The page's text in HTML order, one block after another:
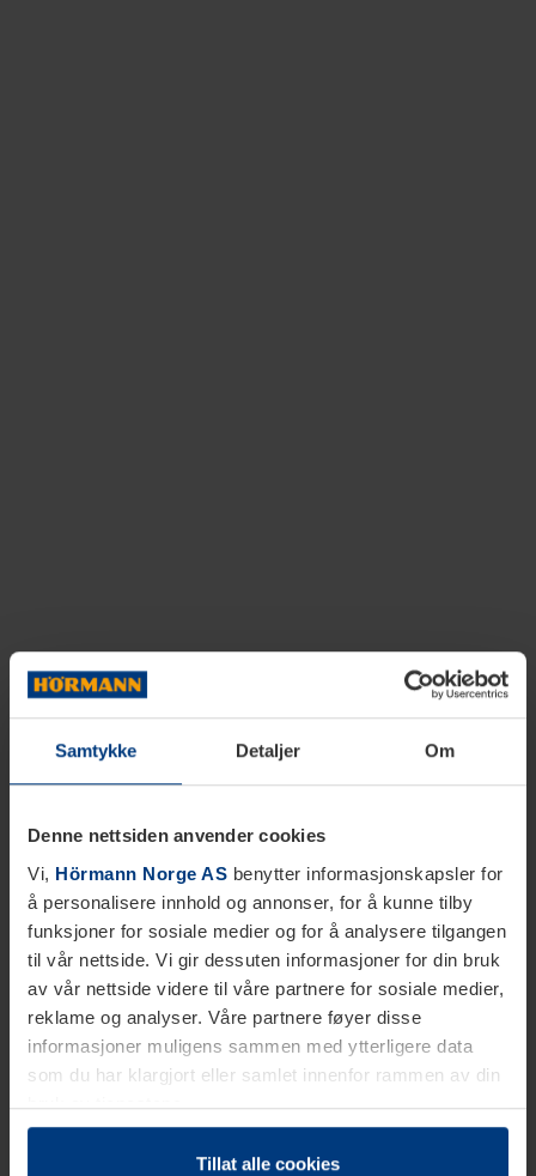
Samtykke Detaljer Om
Denne nettsiden anvender cookies
Vi, Hörmann Norge AS benytter informasjonskapsler for
å personalisere innhold og annonser, for å kunne tilby
funksjoner for sosiale medier og for å analysere tilgangen
til vår nettside. Vi gir dessuten informasjoner for din bruk
av vår nettside videre til våre partnere for sosiale medier,
reklame og analyser. Våre partnere føyer disse
informasjoner muligens sammen med ytterligere data
som du har klargjort eller samlet innenfor rammen av din
bruk av tjenestene.
Etter loven kan vi lagre informasjonskapsler på din
datamaskin, hvis disse er absolutt nødvendig for drift av
Tillat alle cookies